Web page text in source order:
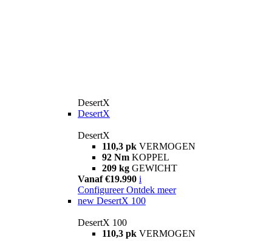
DesertX
DesertX
DesertX
110,3 pk VERMOGEN
92 Nm KOPPEL
209 kg GEWICHT
Vanaf €19.990 i
Configureer Ontdek meer
new DesertX 100
DesertX 100
110,3 pk VERMOGEN